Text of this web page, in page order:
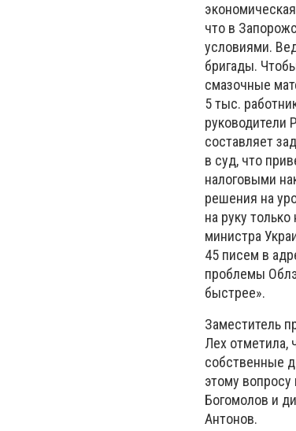
что в
условиями.
бригады.
смазочные
5 тыс.
руководители
составляет
в суд, что
налоговыми
решения на
на руку
министра
45 писем в
проблемы
быстрее».
Заместитель
Лех отметила,
собственные
этому
Богомолов и
Антонов.